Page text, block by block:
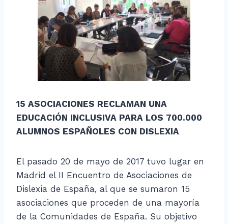
15 ASOCIACIONES RECLAMAN UNA
EDUCACIÓN INCLUSIVA PARA LOS 700.000
ALUMNOS ESPAÑOLES CON DISLEXIA
El pasado 20 de mayo de 2017 tuvo lugar en
Madrid el II Encuentro de Asociaciones de
Dislexia de España, al que se sumaron 15
asociaciones que proceden de una mayoría
de la Comunidades de España. Su objetivo